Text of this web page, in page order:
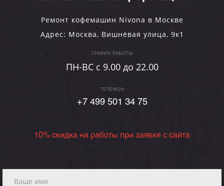
Ремонт кофемашин Nivona в Москве
Адрес: Москва, Вишнёвая улица, 9к1
ГРАФИК РАБОТЫ
ПН-ВC c 9.00 до 22.00
ТЕЛЕФОН
+7 499 501 34 75
10% скидка на работы при заявке с сайта